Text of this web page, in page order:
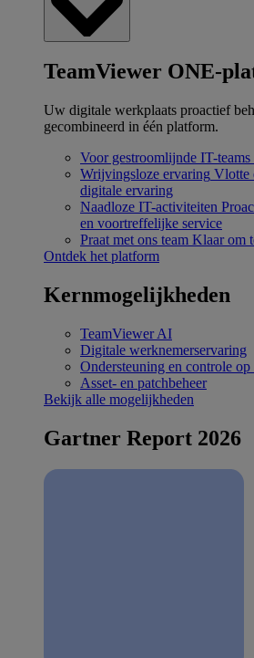
TeamViewer ONE-
Uw digitale werkplaats proactief
gecombineerd in één platform.
Voor gestroomlijnde IT-teams
Wrijvingsloze ervaring Vlotte
digitale ervaring
Naadloze IT-activiteiten
en voortreffelijke service
Praat met ons team Klaar om
Ontdek het platform
Kernmogelijkheden
TeamViewer AI
Digitale werknemerservaring
Ondersteuning en controle op
Asset- en patchbeheer
Bekijk alle mogelijkheden
Gartner Report 2026